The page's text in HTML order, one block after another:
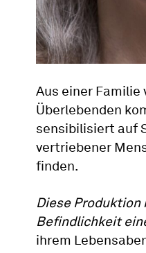
Aus einer Familie
Überlebenden
sensibilisiert auf
vertriebener
finden.
Diese
Befindlichkeit
ihrem